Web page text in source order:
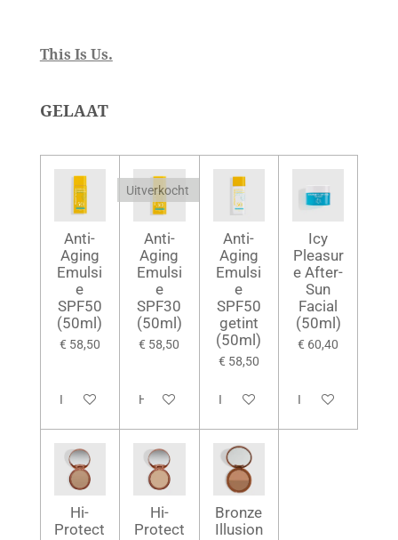
This Is Us.
GELAAT
Anti-
Aging
Emulsi
e
SPF50
(50ml)
€ 58,50
In winkelwagen
Uitverkocht
Anti-
Aging
Emulsi
e
SPF30
(50ml)
€ 58,50
Houd mij op de hoogte
Anti-
Aging
Emulsi
e
SPF50
getint
(50ml)
€ 58,50
In winkelwagen
Icy
Pleasur
e After-
Sun
Facial
(50ml)
€ 60,40
In winkelwagen
Hi-
Protect
Hi-
Protect
Bronze
Illusion